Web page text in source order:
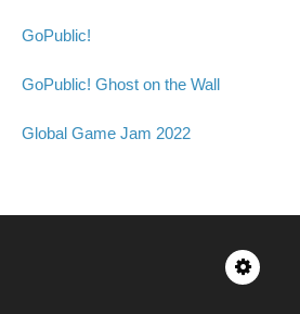
GoPublic!
GoPublic! Ghost on the Wall
Global Game Jam 2022